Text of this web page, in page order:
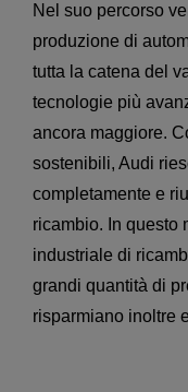
Nel suo percorso
produzione di
tutta la catena del
tecnologie più
ancora maggiore.
sostenibili, Audi
completamente e
ricambio. In questo
industriale di
grandi quantità di
risparmiano inoltre